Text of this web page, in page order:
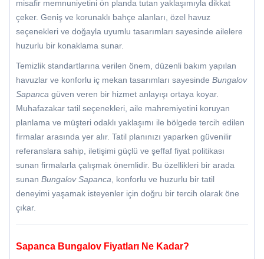
misafir memnuniyetini ön planda tutan yaklaşımıyla dikkat
çeker. Geniş ve korunaklı bahçe alanları, özel havuz
seçenekleri ve doğayla uyumlu tasarımları sayesinde ailelere
huzurlu bir konaklama sunar.
Temizlik standartlarına verilen önem, düzenli bakım yapılan
havuzlar ve konforlu iç mekan tasarımları sayesinde Bungalov
Sapanca güven veren bir hizmet anlayışı ortaya koyar.
Muhafazakar tatil seçenekleri, aile mahremiyetini koruyan
planlama ve müşteri odaklı yaklaşımı ile bölgede tercih edilen
firmalar arasında yer alır. Tatil planınızı yaparken güvenilir
referanslara sahip, iletişimi güçlü ve şeffaf fiyat politikası
sunan firmalarla çalışmak önemlidir. Bu özellikleri bir arada
sunan Bungalov Sapanca, konforlu ve huzurlu bir tatil
deneyimi yaşamak isteyenler için doğru bir tercih olarak öne
çıkar.
Sapanca Bungalov Fiyatları Ne Kadar?